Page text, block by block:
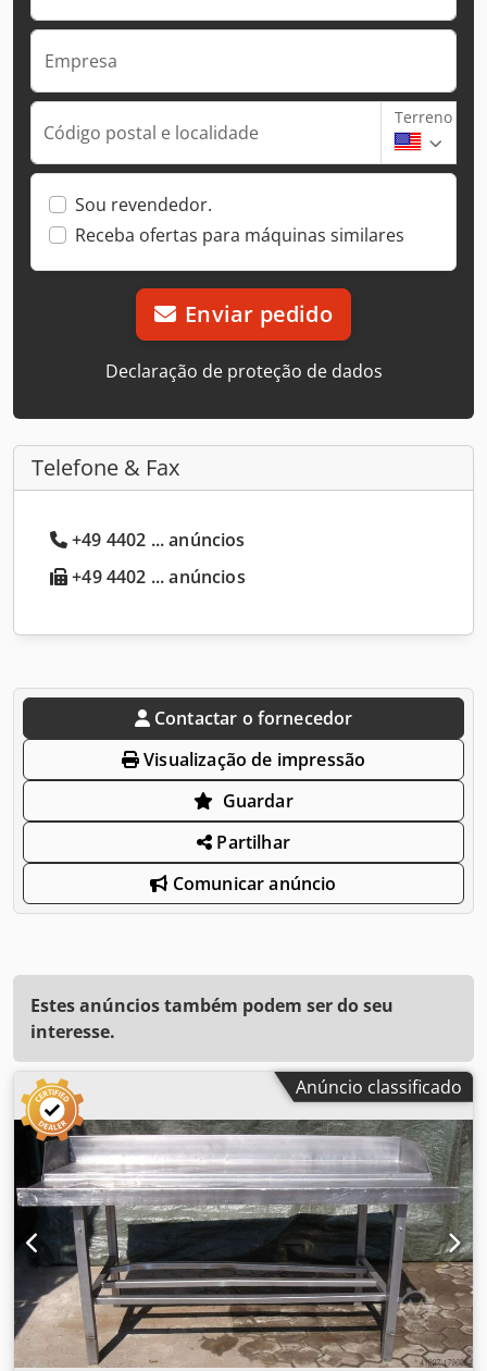
Empresa
Código postal e localidade
Terreno
Sou revendedor.
Receba ofertas para máquinas similares
Enviar pedido
Declaração de proteção de dados
Telefone & Fax
+49 4402 ... anúncios
+49 4402 ... anúncios
Contactar o fornecedor
Visualização de impressão
Guardar
Partilhar
Comunicar anúncio
Estes anúncios também podem ser do seu
interesse.
Anúncio classificado